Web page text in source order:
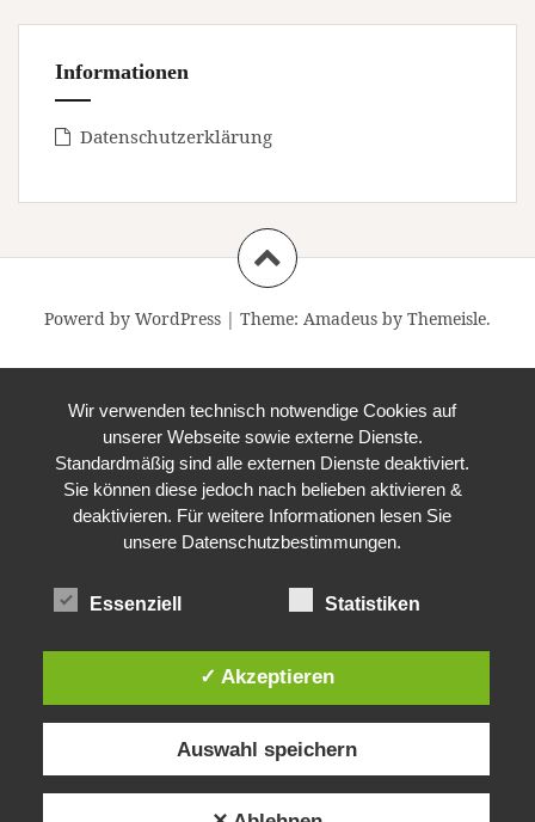
Informationen
Datenschutzerklärung
Powerd by WordPress | Theme: Amadeus by Themeisle.
Wir verwenden technisch notwendige Cookies auf
unserer Webseite sowie externe Dienste.
Standardmäßig sind alle externen Dienste deaktiviert.
Sie können diese jedoch nach belieben aktivieren &
deaktivieren. Für weitere Informationen lesen Sie
unsere Datenschutzbestimmungen.
Essenziell Statistiken
✓ Akzeptieren
Auswahl speichern